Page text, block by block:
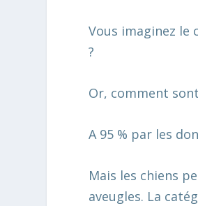
Vous imaginez le
?
Or, comment
A 95 % par les
Mais les chiens
aveugles. La